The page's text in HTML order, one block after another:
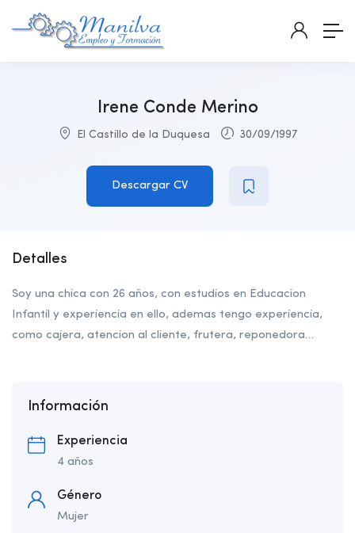
Irene Conde Merino
El Castillo de la Duquesa 30/09/1997
Descargar CV
Detalles
Soy una chica con 26 años, con estudios en Educacion
Infantil y experiencia en ello, ademas tengo experiencia,
como cajera, atencion al cliente, frutera, reponedora…
Información
Experiencia
4 años
Género
Mujer